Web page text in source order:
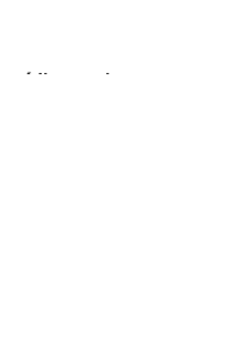
gratis en 2026: